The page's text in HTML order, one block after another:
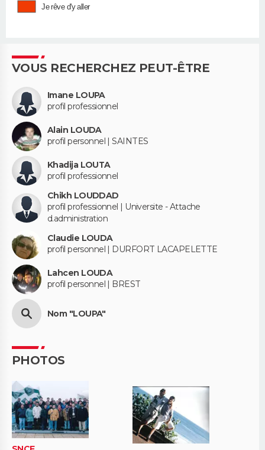
Je rêve d'y aller
VOUS RECHERCHEZ PEUT-ÊTRE
Imane LOUPA
profil professionnel
Alain LOUDA
profil personnel | SAINTES
Khadija LOUTA
profil professionnel
Chikh LOUDDAD
profil professionnel | Universite - Attache
d.administration
Claudie LOUDA
profil personnel | DURFORT LACAPELETTE
Lahcen LOUDA
profil personnel | BREST
Nom "LOUPA"
PHOTOS